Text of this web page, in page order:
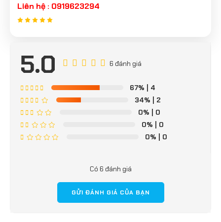
Liên hệ : 0919623294
5.0 6 đánh giá
67% | 4
34% | 2
0% | 0
0% | 0
0% | 0
Có 6 đánh giá
GỬI ĐÁNH GIÁ CỦA BẠN